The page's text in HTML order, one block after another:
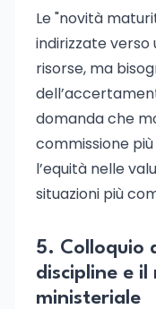
Le "novità
indirizzate verso
risorse, ma
domanda che
commissione
l’equità nelle
situazioni più
5. Colloquio
discipline e
ministeriale